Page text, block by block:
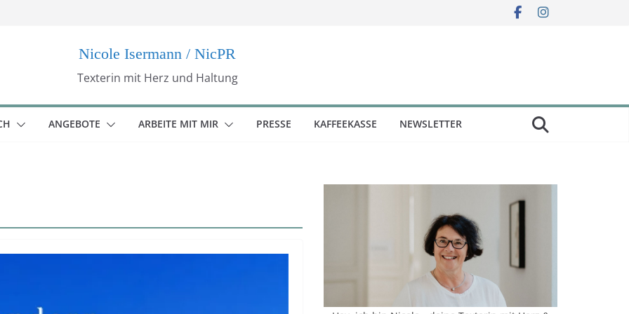
Nicole Isermann / NicPR
Texterin mit Herz und Haltung
ANGEBOTE ARBEITE MIT MIR PRESSE KAFFEEKASSE NEWSLETTER